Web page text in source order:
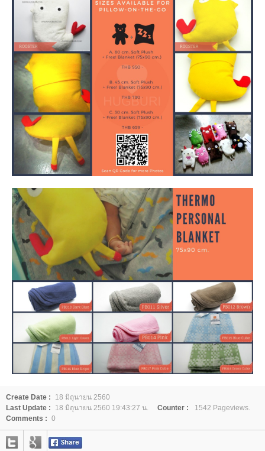
Create Date :
18 มิถุนายน 2560
Last Update :
18 มิถุนายน 2560 19:43:27 น. Counter :
1542 Pageviews.
Comments : 0